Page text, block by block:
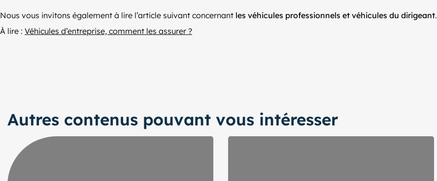
Nous vous invitons également à lire l’article suivant concernant les véhicules professionnels et véhicules du dirigeant.
À lire : Véhicules d’entreprise, comment les assurer ?
Autres contenus pouvant vous intéresser